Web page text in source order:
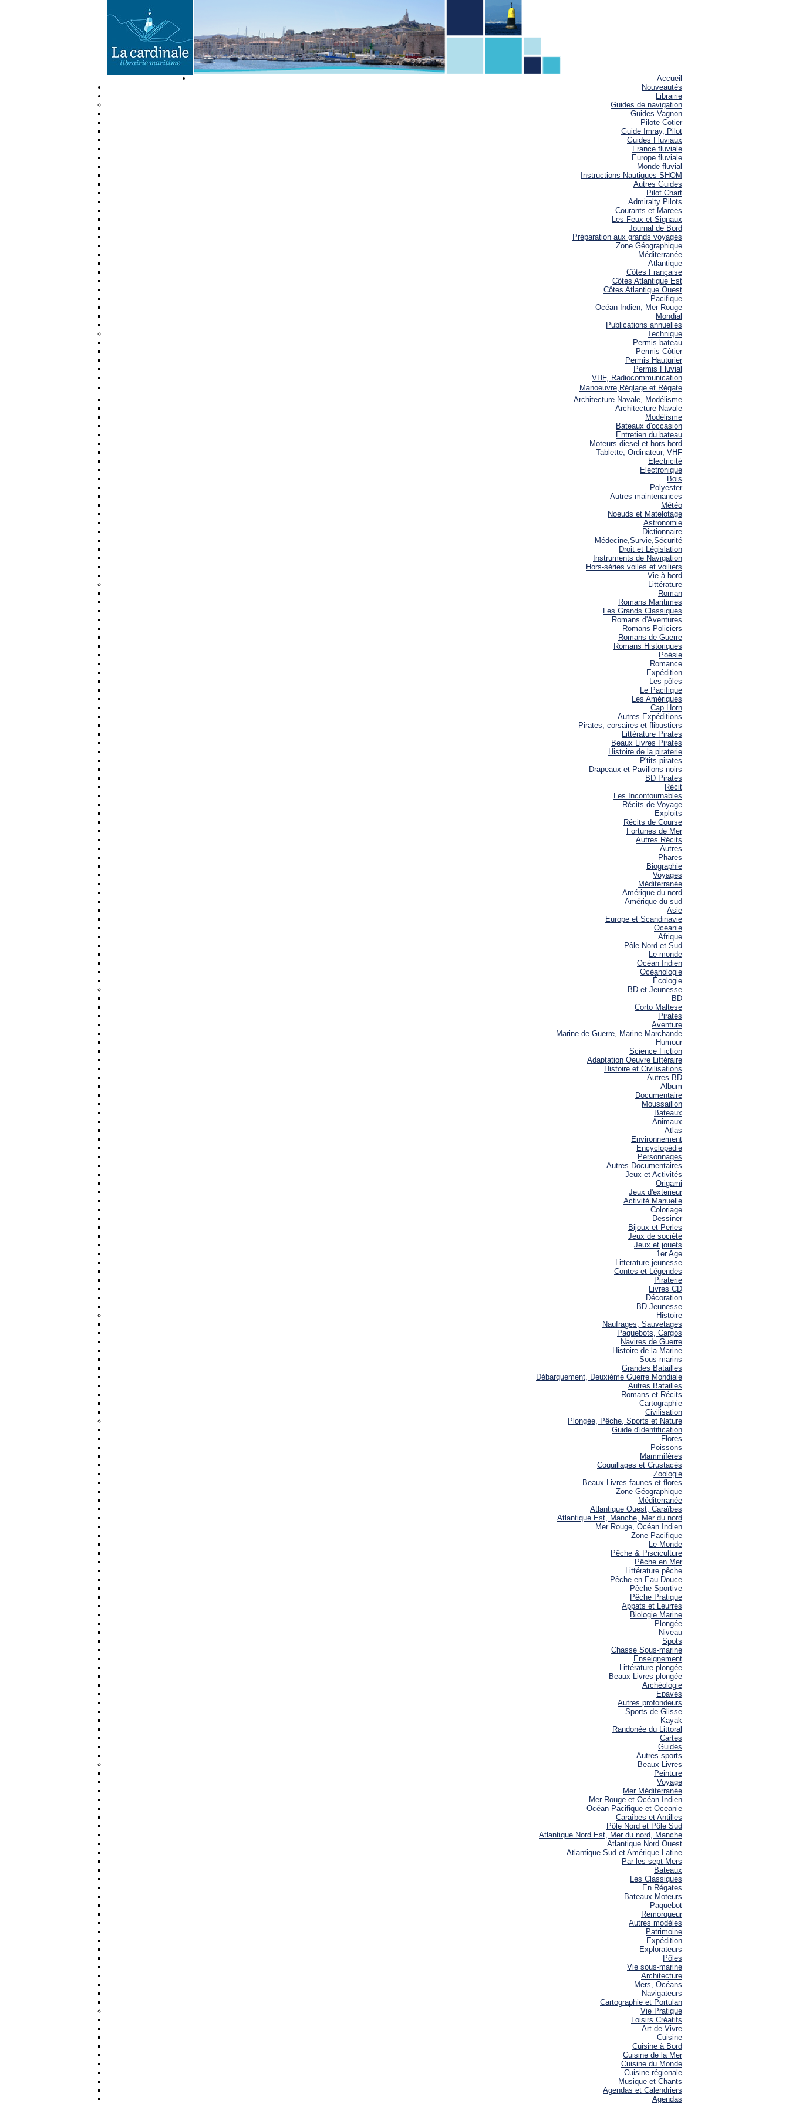
Accueil
Nouveautés
Librairie
Guides de navigation
Guides Vagnon
Pilote Cotier
Guide Imray, Pilot
Guides Fluviaux
France fluviale
Europe fluviale
Monde fluvial
Instructions Nautiques SHOM
Autres Guides
Pilot Chart
Admiralty Pilots
Courants et Marees
Les Feux et Signaux
Journal de Bord
Préparation aux grands voyages
Zone Géographique
Méditerranée
Atlantique
Côtes Française
Côtes Atlantique Est
Côtes Atlantique Ouest
Pacifique
Océan Indien, Mer Rouge
Mondial
Publications annuelles
Technique
Permis bateau
Permis Côtier
Permis Hauturier
Permis Fluvial
VHF, Radiocommunication
Manoeuvre,Réglage et Régate
Architecture Navale, Modélisme
Architecture Navale
Modélisme
Bateaux d'occasion
Entretien du bateau
Moteurs diesel et hors bord
Tablette, Ordinateur, VHF
Electricité
Electronique
Bois
Polyester
Autres maintenances
Météo
Noeuds et Matelotage
Astronomie
Dictionnaire
Médecine,Survie,Sécurité
Droit et Législation
Instruments de Navigation
Hors-séries voiles et voiliers
Vie à bord
Littérature
Roman
Romans Maritimes
Les Grands Classiques
Romans d'Aventures
Romans Policiers
Romans de Guerre
Romans Historiques
Poésie
Romance
Expédition
Les pôles
Le Pacifique
Les Amériques
Cap Horn
Autres Expéditions
Pirates, corsaires et flibustiers
Littérature Pirates
Beaux Livres Pirates
Histoire de la piraterie
P'tits pirates
Drapeaux et Pavillons noirs
BD Pirates
Récit
Les Incontournables
Récits de Voyage
Exploits
Récits de Course
Fortunes de Mer
Autres Récits
Autres
Phares
Biographie
Voyages
Méditerranée
Amérique du nord
Amérique du sud
Asie
Europe et Scandinavie
Oceanie
Afrique
Pôle Nord et Sud
Le monde
Océan Indien
Océanologie
Écologie
BD et Jeunesse
BD
Corto Maltese
Pirates
Aventure
Marine de Guerre, Marine Marchande
Humour
Science Fiction
Adaptation Oeuvre Littéraire
Histoire et Civilisations
Autres BD
Album
Documentaire
Moussaillon
Bateaux
Animaux
Atlas
Environnement
Encyclopédie
Personnages
Autres Documentaires
Jeux et Activités
Origami
Jeux d'exterieur
Activité Manuelle
Coloriage
Dessiner
Bijoux et Perles
Jeux de société
Jeux et jouets
1er Age
Litterature jeunesse
Contes et Légendes
Piraterie
Livres CD
Décoration
BD Jeunesse
Histoire
Naufrages, Sauvetages
Paquebots, Cargos
Navires de Guerre
Histoire de la Marine
Sous-marins
Grandes Batailles
Débarquement, Deuxième Guerre Mondiale
Autres Batailles
Romans et Récits
Cartographie
Civilisation
Plongée, Pêche, Sports et Nature
Guide d'identification
Flores
Poissons
Mammifères
Coquillages et Crustacés
Zoologie
Beaux Livres faunes et flores
Zone Géographique
Méditerranée
Atlantique Ouest, Caraïbes
Atlantique Est, Manche, Mer du nord
Mer Rouge, Océan Indien
Zone Pacifique
Le Monde
Pêche & Pisciculture
Pêche en Mer
Littérature pêche
Pêche en Eau Douce
Pêche Sportive
Pêche Pratique
Appats et Leurres
Biologie Marine
Plongée
Niveau
Spots
Chasse Sous-marine
Enseignement
Littérature plongée
Beaux Livres plongée
Archéologie
Epaves
Autres profondeurs
Sports de Glisse
Kayak
Randonée du Littoral
Cartes
Guides
Autres sports
Beaux Livres
Peinture
Voyage
Mer Méditerranée
Mer Rouge et Océan Indien
Océan Pacifique et Oceanie
Caraîbes et Antilles
Pôle Nord et Pôle Sud
Atlantique Nord Est, Mer du nord, Manche
Atlantique Nord Ouest
Atlantique Sud et Amérique Latine
Par les sept Mers
Bateaux
Les Classiques
En Régates
Bateaux Moteurs
Paquebot
Remorqueur
Autres modèles
Patrimoine
Expédition
Explorateurs
Pôles
Vie sous-marine
Architecture
Mers, Océans
Navigateurs
Cartographie et Portulan
Vie Pratique
Loisirs Créatifs
Art de Vivre
Cuisine
Cuisine à Bord
Cuisine de la Mer
Cuisine du Monde
Cuisine régionale
Musique et Chants
Agendas et Calendriers
Agendas